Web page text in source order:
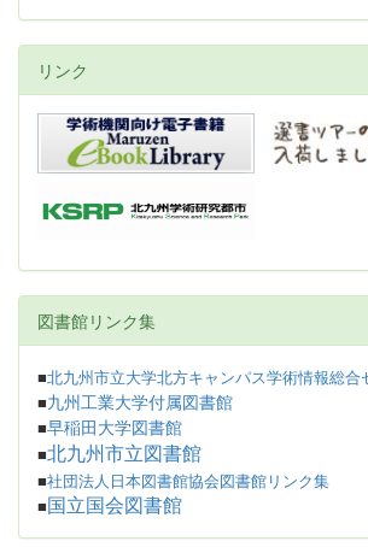
リンク
図書館リンク集
■北九州市立大学北方キャンパス学術情報総合
■九州工業大学付属図書館
■早稲田大学図書館
■北九州市立図書館
■社団法人日本図書館協会図書館リンク集
■ 国立国会図書館